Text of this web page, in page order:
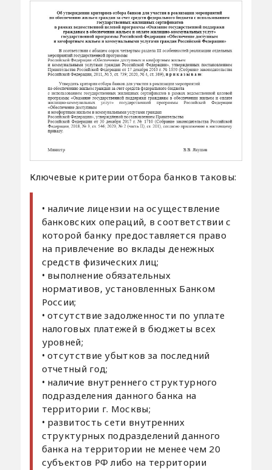
Ключевые критерии отбора банков таковы:
• наличие лицензии на осуществление
банковских операций, в соответствии с
которой банку предоставляется право
на привлечение во вклады денежных
средств физических лиц;
• выполнение обязательных
нормативов, установленных Банком
России;
• отсутствие задолженности по уплате
налоговых платежей в бюджеты всех
уровней;
• отсутствие убытков за последний
отчетный год;
• наличие внутреннего структурного
подразделения данного банка на
территории г. Москвы;
• развитость сети внутренних
структурных подразделений данного
банка на территории не менее чем 20
субъектов РФ либо на территории